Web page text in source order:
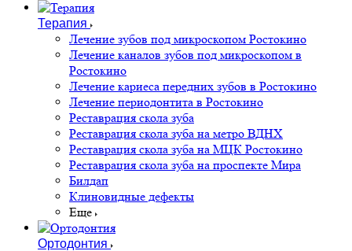
Терапия
Лечение зубов под микроскопом Ростокино
Лечение каналов зубов под микроскопом в
Ростокино
Лечение кариеса передних зубов в Ростокино
Лечение периодонтита в Ростокино
Реставрация скола зуба
Реставрация скола зуба на метро ВДНХ
Реставрация скола зуба на МЦК Ростокино
Реставрация скола зуба на проспекте Мира
Билдап
Клиновидные дефекты
Еще
Ортодонтия